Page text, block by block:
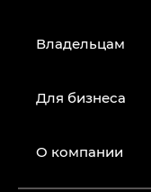
Владельцам
Для бизнеса
О компании